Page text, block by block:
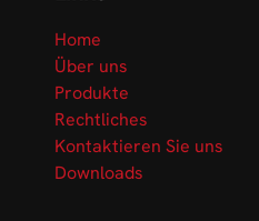
Home
Über uns
Produkte
Rechtliches
Kontaktieren Sie uns
Downloads